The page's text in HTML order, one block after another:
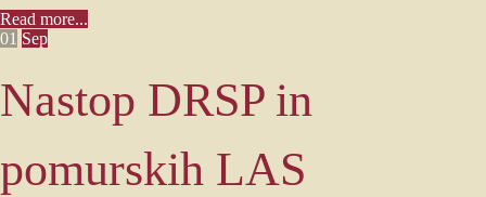
Read more...
01 Sep
Nastop DRSP in
pomurskih LAS